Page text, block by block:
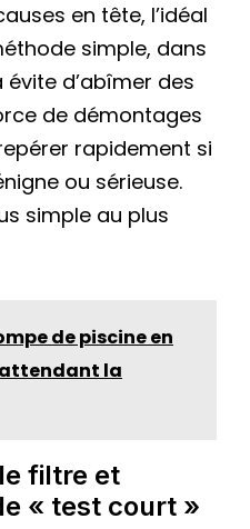
en tête, l’idéal
simple, dans
d’abîmer des
de démontages
rapidement si
ou sérieuse.
simple au plus
de piscine en
attendant la
filtre et
« test court »